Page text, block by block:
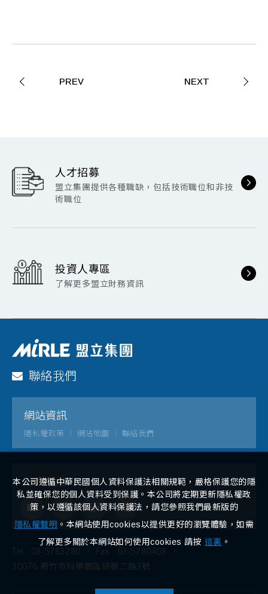
PREV NEXT
人才招募
盟立集團提供各種職缺，包括技術職位和非技
術職位
投資人專區
了解更多盟立財務資訊
聯絡我們
網站資訊
隱私權政策 網站地圖 聯絡我們
社群連結
Tel 03-5783280 Fax
03-5780408
30076 新竹市科學園區研發二路3號
本公司遵循中華民國個人資料保護法相關規範，嚴格保護您的隱
私並確保您的個人資料受到保護。本公司將定期更新隱私權政
策，以遵循該個人資料保護法，請您參照我們最新版的
隱私權聲明 。本網站使用cookies以提供更好的瀏覽體驗，如需
了解更多關於本網站如何使用cookies 請按 這裏 。